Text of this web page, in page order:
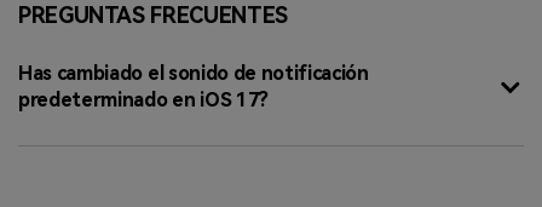
PREGUNTAS FRECUENTES
Has cambiado el sonido de notificación
predeterminado en iOS 17?